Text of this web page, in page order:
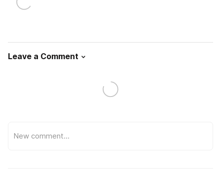
Leave a Comment